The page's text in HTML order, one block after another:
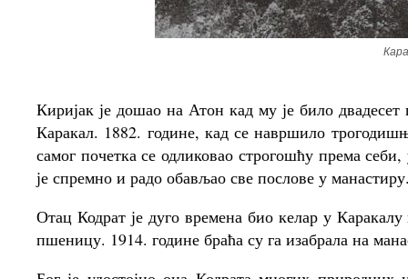
Киријак је дошао на Атон кад му је било
Каракал. 1882. године, кад се навршило
самог почетка се одликовао строгошћу према
је спремно и радо обављао све послове у
Отац Кодрат је дуго времена био келар у
пшеницу. 1914. године браћа су га изабрала на